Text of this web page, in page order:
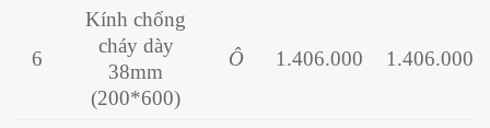
6
Kính chống
cháy dày
38mm
(200*600)
Ô 1.406.000 1.406.000